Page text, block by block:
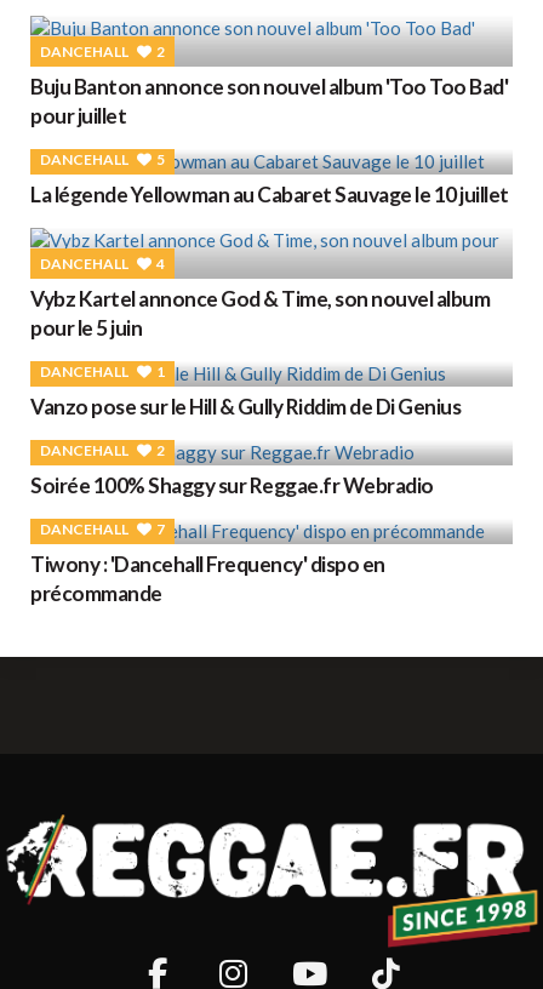
DANCEHALL 2
Buju Banton annonce son nouvel album 'Too Too Bad'
pour juillet
DANCEHALL 5
La légende Yellowman au Cabaret Sauvage le 10 juillet
DANCEHALL 4
Vybz Kartel annonce God & Time, son nouvel album
pour le 5 juin
DANCEHALL 1
Vanzo pose sur le Hill & Gully Riddim de Di Genius
DANCEHALL 2
Soirée 100% Shaggy sur Reggae.fr Webradio
DANCEHALL 7
Tiwony : 'Dancehall Frequency' dispo en
précommande